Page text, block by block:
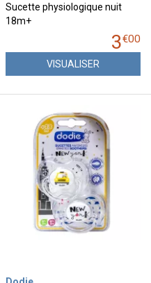
Sucette physiologique nuit
18m+
3€00
VISUALISER